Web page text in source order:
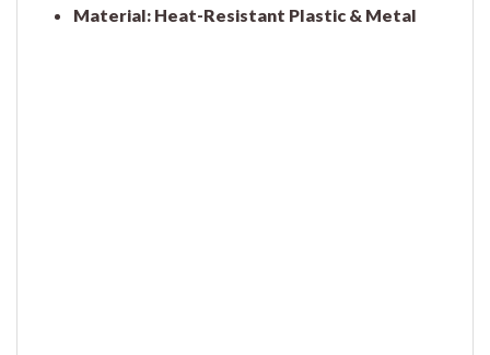
Material:Heat-Resistant Plastic & Metal